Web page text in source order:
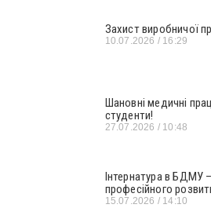
Захист виробничої
10.07.2026 16:29
Шановні медичні
студенти!
27.07.2026 10:48
Інтернатура в БДМУ
професійного
15.07.2026 14:10